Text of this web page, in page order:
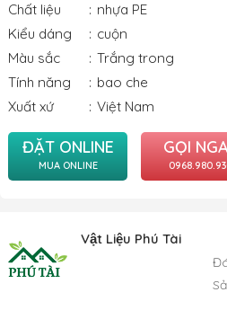
Chất liệu
nhựa PE
Kiểu dáng
cuộn
Màu sắc
Trắng trong
Tính năng
bao che
Xuất xứ
Việt Nam
ĐẶT ONLINE
MUA ONLINE
GỌI
Vật Liệu Phú Tài